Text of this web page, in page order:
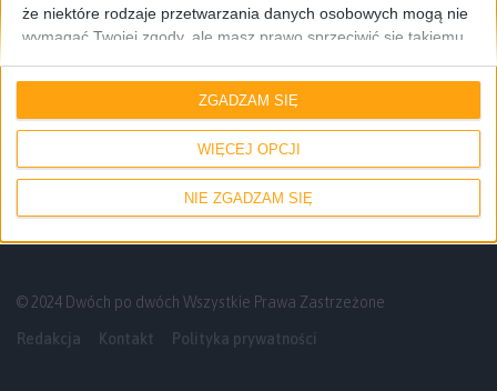
że niektóre rodzaje przetwarzania danych osobowych mogą nie
wymagać Twojej zgody, ale masz prawo sprzeciwić się takiemu
do tej witryny. Możesz w dowolnym momencie zmienić swoje
preferencje lub wycofać zgodę, wracając na tę stronę i klikając
przycisk "Prywatność" na dole strony.
WIĘCEJ OPCJI
NIE ZGADZAM SIĘ
ZGADZAM SIĘ
Krótko: Aktualizacja oprogramowania dla
Samsunga Gear S
© 2024 Dwóch po dwóch Wszystkie Prawa Zastrzeżone
Redakcja Kontakt Polityka prywatności